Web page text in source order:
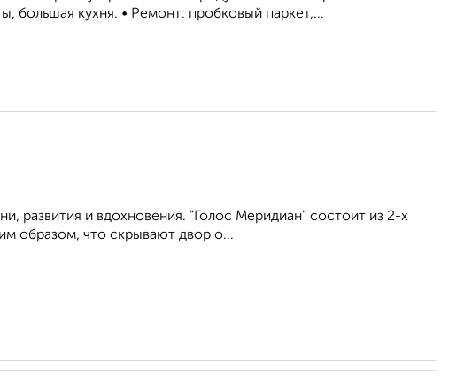
большая кухня. • Ремонт: пробковый паркет,...
развития и вдохновения. "Голос Меридиан" состоит из 2-х
образом, что скрывают двор о...